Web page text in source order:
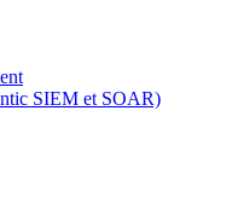
SIEM et SOAR)